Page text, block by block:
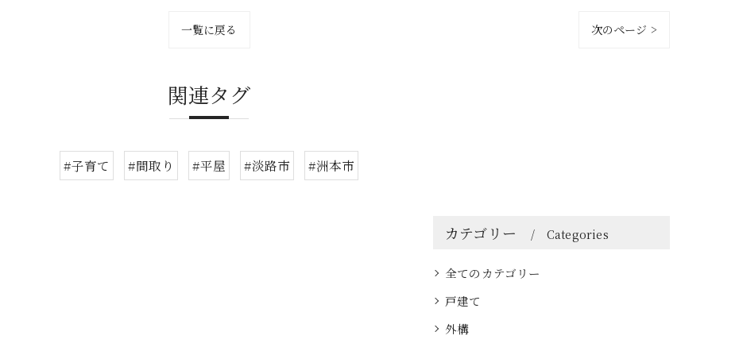
一覧に戻る 次のページ >
関連タグ
#子育て #間取り #平屋 #淡路市 #洲本市
カテゴリー Categories
全てのカテゴリー
戸建て
外構